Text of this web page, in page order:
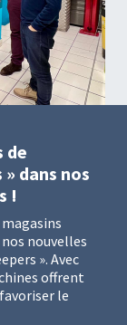
de
dans nos
!
nouvelles
». Avec
offrent
le